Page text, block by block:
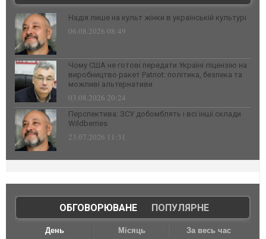
Надія лише на культ жінки в українській культурі
06.08.2026 08:49
Чому США не готові передати Україні ліцензію на
виробництво ракет Patriot: політика, безпека та
можливі альтернативи
03.08.2026 20:24
Перспектива: ЗСУ добомблять і всі інші склади
Wildberries
23.07.2026 11:31
ОБГОВОРЮВАНЕ| ПОПУЛЯРНЕ
День Місяць За весь час